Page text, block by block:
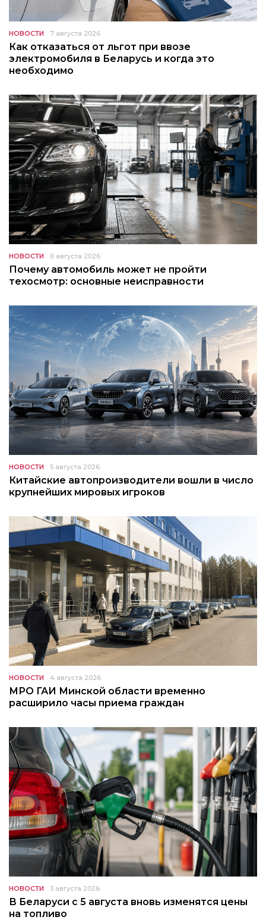
НОВОСТИ 7 августа 2026
Как отказаться от льгот при ввозе
электромобиля в Беларусь и когда это
необходимо
НОВОСТИ 6 августа 2026
Почему автомобиль может не пройти
техосмотр: основные неисправности
НОВОСТИ 5 августа 2026
Китайские автопроизводители вошли в число
крупнейших мировых игроков
НОВОСТИ 4 августа 2026
МРО ГАИ Минской области временно
расширило часы приема граждан
НОВОСТИ 3 августа 2026
В Беларуси с 5 августа вновь изменятся цены
на топливо